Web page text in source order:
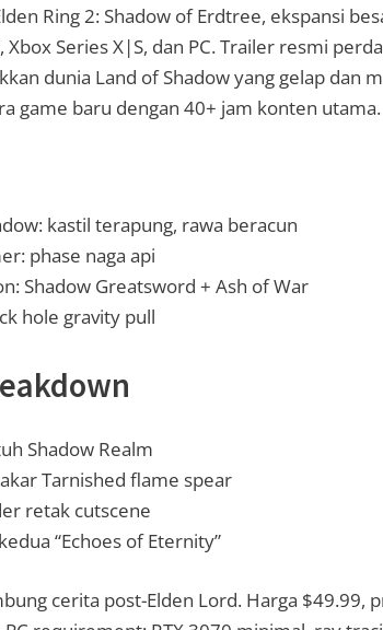
Ring 2: Shadow of Erdtree, ekspansi
Xbox Series X|S, dan PC. Trailer resmi
dunia Land of Shadow yang gelap dan
game baru dengan 40+ jam konten utama.
kastil terapung, rawa beracun
phase naga api
Shadow Greatsword + Ash of War
hole gravity pull
Shadow Realm
Tarnished flame spear
retak cutscene
“Echoes of Eternity”
cerita post-Elden Lord. Harga $49.99,